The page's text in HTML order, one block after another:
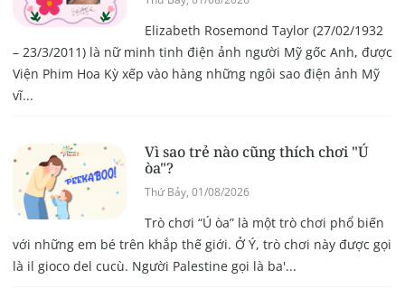
Elizabeth Rosemond Taylor (27/02/1932
– 23/3/2011) là nữ minh tinh điện ảnh người Mỹ gốc Anh, được
Viện Phim Hoa Kỳ xếp vào hàng những ngôi sao điện ảnh Mỹ
vĩ...
Vì sao trẻ nào cũng thích chơi "Ú
òa"?
Thứ Bảy, 01/08/2026
Trò chơi “Ú òa” là một trò chơi phổ biến
với những em bé trên khắp thế giới. Ở Ý, trò chơi này được gọi
là il gioco del cucù. Người Palestine gọi là ba'...